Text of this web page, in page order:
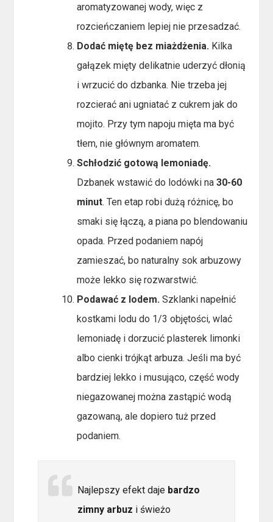
aromatyzowanej wody, więc z
rozcieńczaniem lepiej nie przesadzać.
Dodać miętę bez miażdżenia. Kilka
gałązek mięty delikatnie uderzyć dłonią
i wrzucić do dzbanka. Nie trzeba jej
rozcierać ani ugniatać z cukrem jak do
mojito. Przy tym napoju mięta ma być
tłem, nie głównym aromatem.
Schłodzić gotową lemoniadę.
Dzbanek wstawić do lodówki na30-60
minut. Ten etap robi dużą różnicę, bo
smaki się łączą, a piana po blendowaniu
opada. Przed podaniem napój
zamieszać, bo naturalny sok arbuzowy
może lekko się rozwarstwić.
Podawać z lodem. Szklanki napełnić
kostkami lodu do 1/3 objętości, wlać
lemoniadę i dorzucić plasterek limonki
albo cienki trójkąt arbuza. Jeśli ma być
bardziej lekko i musująco, część wody
niegazowanej można zastąpić wodą
gazowaną, ale dopiero tuż przed
podaniem.
Najlepszy efekt daje bardzo
zimny arbuz i świeżo